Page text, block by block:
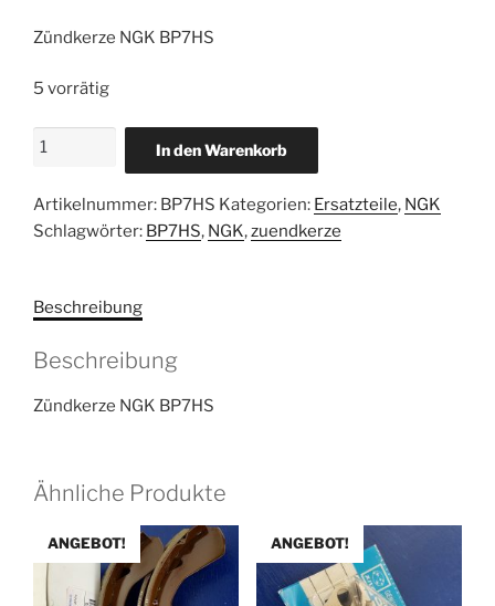
Zündkerze NGK BP7HS
5 vorrätig
Zündkerze
BP7HS
Menge
In den Warenkorb
Artikelnummer: BP7HS Kategorien: Ersatzteile, NGK
Schlagwörter: BP7HS, NGK,zuendkerze
Beschreibung
Beschreibung
Zündkerze NGK BP7HS
Ähnliche Produkte
ANGEBOT! ANGEBOT!